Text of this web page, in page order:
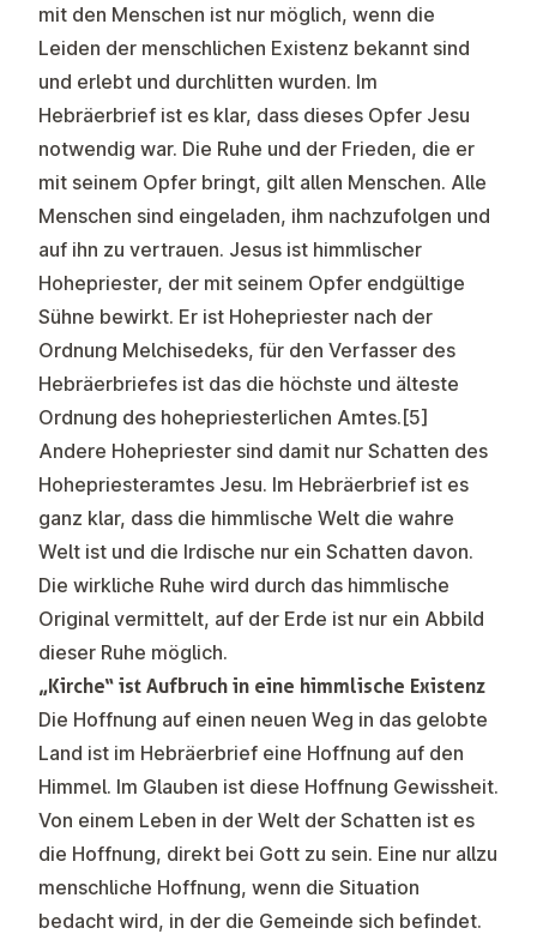
mit den Menschen ist nur möglich, wenn die
Leiden der menschlichen Existenz bekannt sind
und erlebt und durchlitten wurden. Im
Hebräerbrief ist es klar, dass dieses Opfer Jesu
notwendig war. Die Ruhe und der Frieden, die er
mit seinem Opfer bringt, gilt allen Menschen. Alle
Menschen sind eingeladen, ihm nachzufolgen und
auf ihn zu vertrauen. Jesus ist himmlischer
Hohepriester, der mit seinem Opfer endgültige
Sühne bewirkt. Er ist Hohepriester nach der
Ordnung Melchisedeks, für den Verfasser des
Hebräerbriefes ist das die höchste und älteste
Ordnung des hohepriesterlichen Amtes.[5]
Andere Hohepriester sind damit nur Schatten des
Hohepriesteramtes Jesu. Im Hebräerbrief ist es
ganz klar, dass die himmlische Welt die wahre
Welt ist und die Irdische nur ein Schatten davon.
Die wirkliche Ruhe wird durch das himmlische
Original vermittelt, auf der Erde ist nur ein Abbild
dieser Ruhe möglich.
„Kirche“ ist Aufbruch in eine himmlische Existenz
Die Hoffnung auf einen neuen Weg in das gelobte
Land ist im Hebräerbrief eine Hoffnung auf den
Himmel. Im Glauben ist diese Hoffnung Gewissheit.
Von einem Leben in der Welt der Schatten ist es
die Hoffnung, direkt bei Gott zu sein. Eine nur allzu
menschliche Hoffnung, wenn die Situation
bedacht wird, in der die Gemeinde sich befindet.